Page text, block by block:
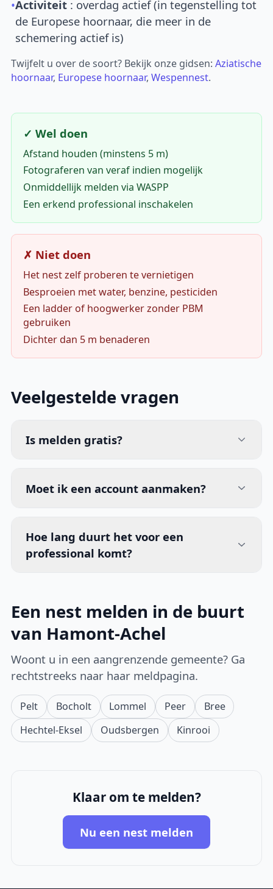
•Activiteit : overdag actief (in tegenstelling tot
de Europese hoornaar, die meer in de
schemering actief is)
Twijfelt u over de soort? Bekijk onze gidsen:Aziatische
hoornaar, Europese hoornaar,Wespennest.
✓ Wel doen
Afstand houden (minstens 5 m)
Fotograferen van veraf indien mogelijk
Onmiddellijk melden via WASPP
Een erkend professional inschakelen
✗ Niet doen
Het nest zelf proberen te vernietigen
Besproeien met water, benzine, pesticiden
Een ladder of hoogwerker zonder PBM
gebruiken
Dichter dan 5 m benaderen
Veelgestelde vragen
Is melden gratis?
Moet ik een account aanmaken?
Hoe lang duurt het voor een
professional komt?
Een nest melden in de buurt
van Hamont-Achel
Woont u in een aangrenzende gemeente? Ga
rechtstreeks naar haar meldpagina.
Pelt Bocholt Lommel Peer
Bree
Hechtel-Eksel
Oudsbergen Kinrooi
Klaar om te melden?
Nu een nest melden